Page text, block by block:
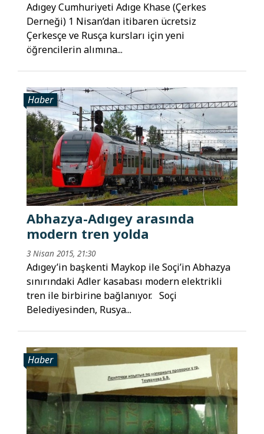
Adıgey Cumhuriyeti Adıge Khase (Çerkes
Derneği) 1 Nisan’dan itibaren ücretsiz
Çerkesçe ve Rusça kursları için yeni
öğrencilerin alımına...
Haber
Abhazya-Adıgey arasında
modern tren yolda
3 Nisan 2015, 21:30
Adıgey’in başkenti Maykop ile Soçi’in Abhazya
sınırındaki Adler kasabası modern elektrikli
tren ile birbirine bağlanıyor. Soçi
Belediyesinden, Rusya...
Haber